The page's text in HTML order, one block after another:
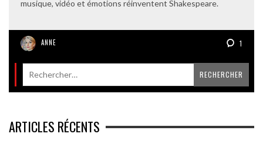
musique, vidéo et émotions réinventent Shakespeare.
ANNE 1
ARTICLES RÉCENTS